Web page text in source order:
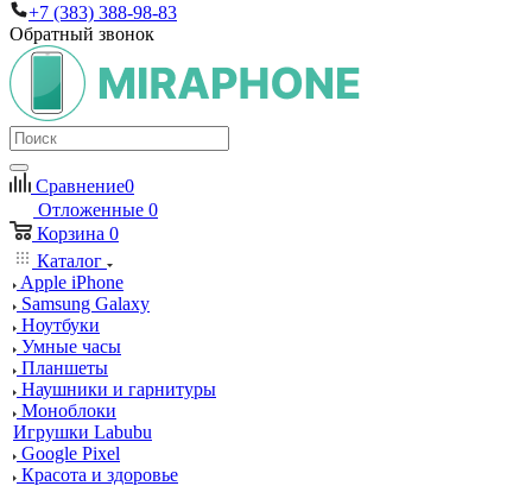
+7 (383) 388-98-83
Обратный звонок
Сравнение0
Отложенные 0
Корзина 0
Каталог
Apple iPhone
Samsung Galaxy
Ноутбуки
Умные часы
Планшеты
Наушники и гарнитуры
Моноблоки
Игрушки Labubu
Google Pixel
Красота и здоровье